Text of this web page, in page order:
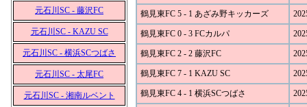
元石川SC - 藤沢FC
元石川SC - KAZU SC
元石川SC - 横浜SCつばさ
元石川SC - 太尾FC
元石川SC - 湘南ルベント
鶴見東FC 5 - 1 あざみ野キッカーズ
鶴見東FC 0 - 3 FCカルパ
鶴見東FC 2 - 2 藤沢FC
鶴見東FC 7 - 1 KAZU SC
鶴見東FC 4 - 1 横浜SCつばさ